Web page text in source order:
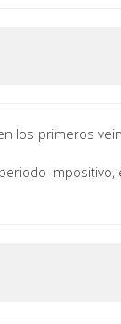
los primeros